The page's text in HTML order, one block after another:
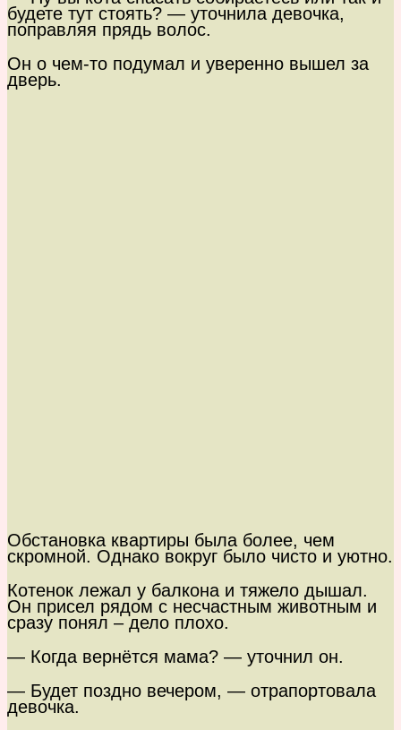
будете тут стоять? — уточнила девочка,
поправляя прядь волос.
Он о чем-то подумал и уверенно вышел за
дверь.
Обстановка квартиры была более, чем
скромной. Однако вокруг было чисто и уютно.
Котенок лежал у балкона и тяжело дышал.
Он присел рядом с несчастным животным и
сразу понял – дело плохо.
— Когда вернётся мама? — уточнил он.
— Будет поздно вечером, — отрапортовала
девочка.